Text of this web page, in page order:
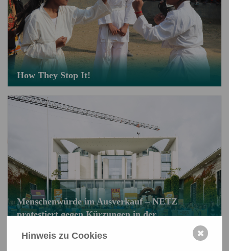
How They Stop It!
Menschenwürde im Ausverkauf – NETZ
protestiert gegen Kürzungen in der
Hinweis zu Cookies ✖